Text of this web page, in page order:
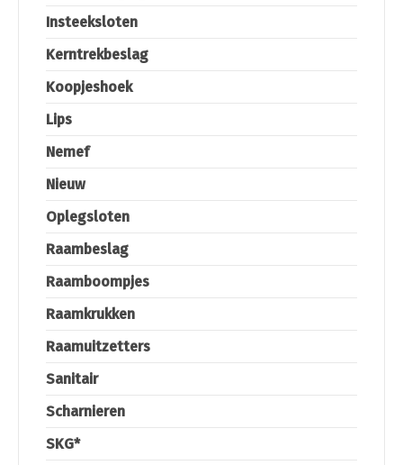
Insteeksloten
Kerntrekbeslag
Koopjeshoek
Lips
Nemef
Nieuw
Oplegsloten
Raambeslag
Raamboompjes
Raamkrukken
Raamuitzetters
Sanitair
Scharnieren
SKG*